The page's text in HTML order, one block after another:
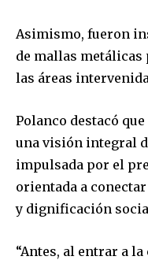
Asimismo, fueron
de mallas metálicas
las áreas
Polanco destacó
una visión integral
impulsada por el
orientada a
y dignificación
“Antes, al entrar a la